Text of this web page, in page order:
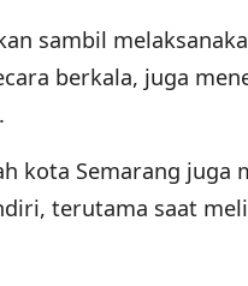
sambil
berkala, juga
kota Semarang juga
terutama saat